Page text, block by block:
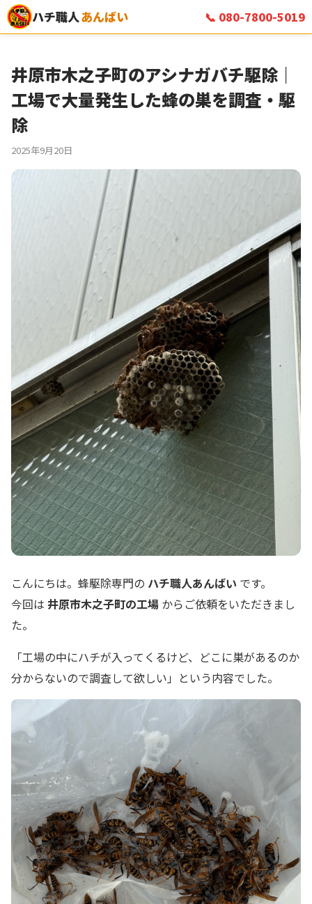
ハチ職人あんばい 📞 080-7800-5019
井原市木之子町のアシナガバチ駆除｜
工場で大量発生した蜂の巣を調査・駆
除
2025年9月20日
こんにちは。蜂駆除専門の ハチ職人あんばい です。
今回は 井原市木之子町の工場 からご依頼をいただきまし
た。
「工場の中にハチが入ってくるけど、どこに巣があるのか
分からないので調査して欲しい」という内容でした。